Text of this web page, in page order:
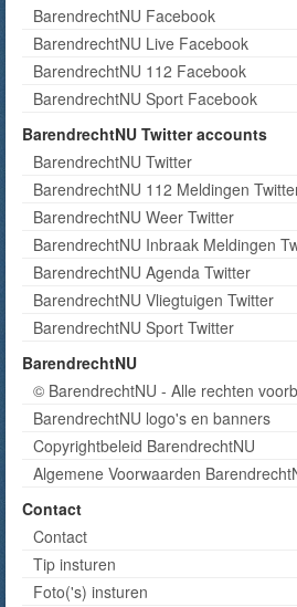
BarendrechtNU Facebook
BarendrechtNU Live Facebook
BarendrechtNU 112 Facebook
BarendrechtNU Sport Facebook
BarendrechtNU Twitter accounts
BarendrechtNU Twitter
BarendrechtNU 112 Meldingen
BarendrechtNU Weer Twitter
BarendrechtNU Inbraak Meldingen
BarendrechtNU Agenda Twitter
BarendrechtNU Vliegtuigen Twitter
BarendrechtNU Sport Twitter
BarendrechtNU
© BarendrechtNU - Alle rechten
BarendrechtNU logo's en banners
Copyrightbeleid BarendrechtNU
Algemene Voorwaarden
Contact
Contact
Tip insturen
Foto('s) insturen